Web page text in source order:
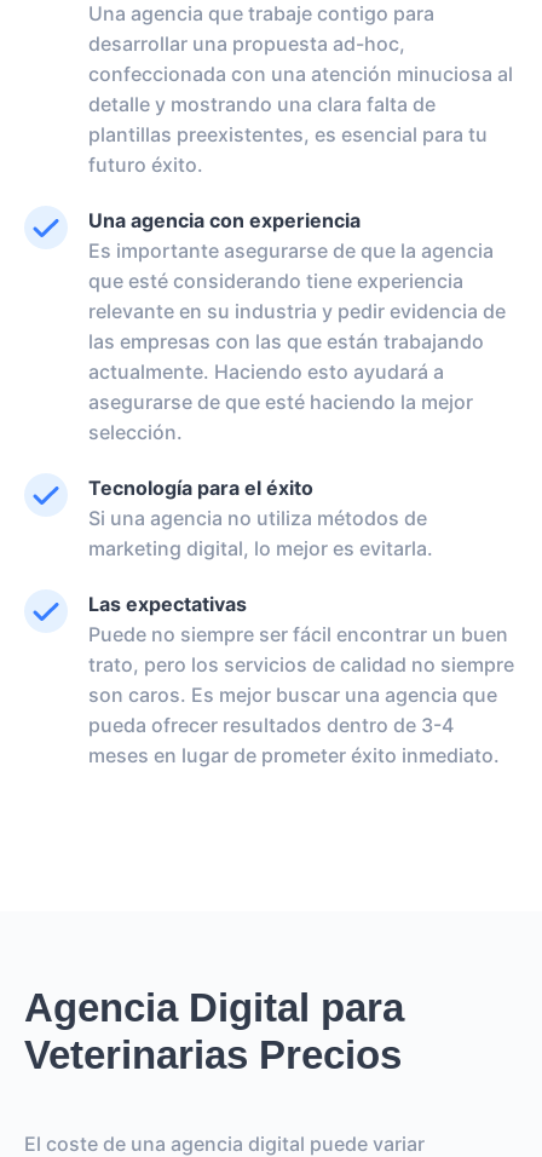
Una agencia que trabaje contigo para
desarrollar una propuesta ad-hoc,
confeccionada con una atención minuciosa al
detalle y mostrando una clara falta de
plantillas preexistentes, es esencial para tu
futuro éxito.
Una agencia con experiencia
Es importante asegurarse de que la agencia
que esté considerando tiene experiencia
relevante en su industria y pedir evidencia de
las empresas con las que están trabajando
actualmente. Haciendo esto ayudará a
asegurarse de que esté haciendo la mejor
selección.
Tecnología para el éxito
Si una agencia no utiliza métodos de
marketing digital, lo mejor es evitarla.
Las expectativas
Puede no siempre ser fácil encontrar un buen
trato, pero los servicios de calidad no siempre
son caros. Es mejor buscar una agencia que
pueda ofrecer resultados dentro de 3-4
meses en lugar de prometer éxito inmediato.
Agencia Digital para
Veterinarias Precios
El coste de una agencia digital puede variar